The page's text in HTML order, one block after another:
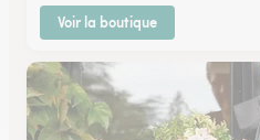
Voir la boutique